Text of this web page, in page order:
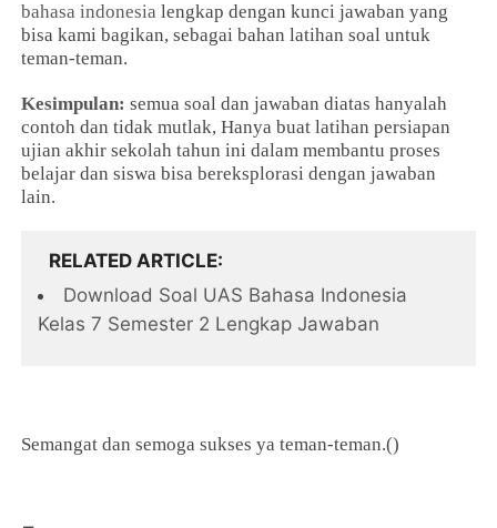
bahasa indonesia lengkap dengan kunci jawaban yang
bisa kami bagikan, sebagai bahan latihan soal untuk
teman-teman.
Kesimpulan: semua soal dan jawaban diatas hanyalah
contoh dan tidak mutlak, Hanya buat latihan persiapan
ujian akhir sekolah tahun ini dalam membantu proses
belajar dan siswa bisa bereksplorasi dengan jawaban
lain.
RELATED ARTICLE
Download Soal UAS Bahasa Indonesia
Kelas 7 Semester 2 Lengkap Jawaban
Semangat dan semoga sukses ya teman-teman.()